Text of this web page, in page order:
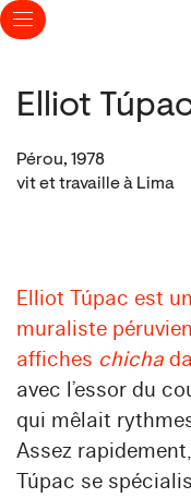
Elliot
Pérou, 1978
vit et travaille à Lima
Elliot Túpac est
muraliste
affiches chicha
avec l’essor du
qui mêlait
Assez
Túpac se